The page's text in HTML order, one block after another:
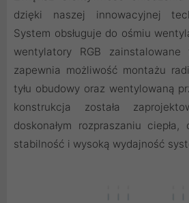
dzięki naszej innowacyjnej
System obsługuje do ośmiu
wentylatory RGB
zapewnia możliwość montażu
tyłu obudowy oraz wentylowaną
konstrukcja została
doskonałym rozpraszaniu
stabilność i wysoką wydajność